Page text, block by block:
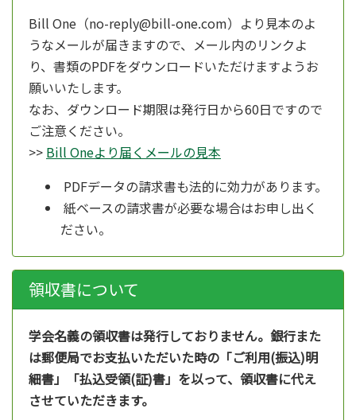
Bill One（no-reply@bill-one.com）より見本のよ
うなメールが届きますので、メール内のリンクよ
り、書類のPDFをダウンロードいただけますようお
願いいたします。
なお、ダウンロード期限は発行日から60日ですので
ご注意ください。
>> Bill Oneより届くメールの見本
PDFデータの請求書も法的に効力があります。
紙ベースの請求書が必要な場合はお申し出く
ださい。
領収書について
学会名義の領収書は発行しておりません。銀行また
は郵便局でお支払いただいた時の「ご利用(振込)明
細書」「払込受領(証)書」を以って、領収書に代え
させていただきます。